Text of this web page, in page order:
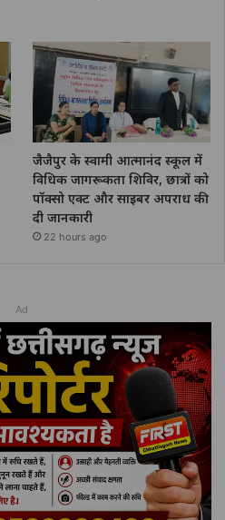
जैजैपुर के स्वामी आत्मानंद स्कूल में
विधिक जागरूकता शिविर, छात्रों को
पॉक्सो एक्ट और साइबर अपराध की
दी जानकारी
22 hours ago
Ad